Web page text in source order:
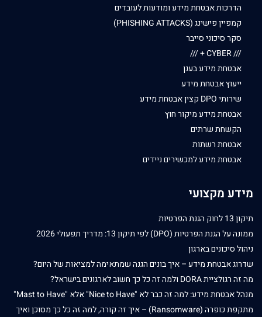
הדרכות אבטחת מידע ומודעות לעובדים
קמפיין פישינג (PHISHING ATTACKS)
סקר סיכוני סייבר
/// CYBER + ///
אבטחת מידע בענן
ייעוץ אבטחת מידע
שירותי DPO קצין אבטחת מידע
אבטחת מידע מיקור חוץ
הקשחת שרתים
אבטחת רשתות
אבטחת מידע למכשירים ניידים
מידע מקצועי
תיקון 13 לחוק הגנת הפרטיות
ממונה על הגנת הפרטיות (DPO) לפי תיקון 13: מדריך תפעולי 2026
ניהול סיכונים בארגון
שדרוג אבטחת מידע – איך בונים הגנה שמתאימה למציאות של היום?
מה זה רגולציית DORA ולמה זה כל כך חשוב לארגונים בישראל?
מנהל אבטחת מידע: למה זה כבר לא "Nice to Have" אלא "Mast to Have"
מתקפת כופרה (Ransomware) – איך זה קורה, למה זה כל כך מסוכן ואיך